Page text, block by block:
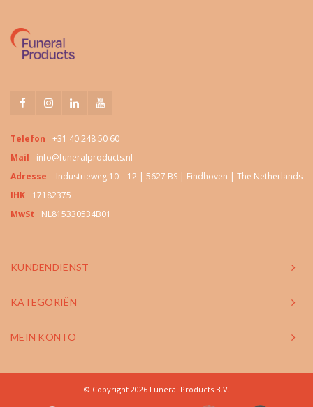
Telefon
+31 40 248 50 60
Mail
info@funeralproducts.nl
Adresse
Industrieweg 10 – 12 | 5627 BS | Eindhoven | The Netherlands
IHK
17182375
MwSt
NL815330534B01
KUNDENDIENST
KATEGORIËN
MEIN KONTO
© Copyright 2026 Funeral Products B.V.